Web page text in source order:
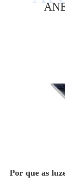
Por que as